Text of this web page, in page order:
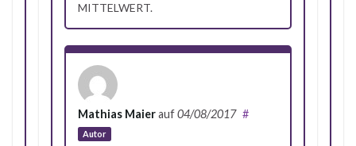
MITTELWERT.
Mathias Maierauf04/08/2017
Autor
#